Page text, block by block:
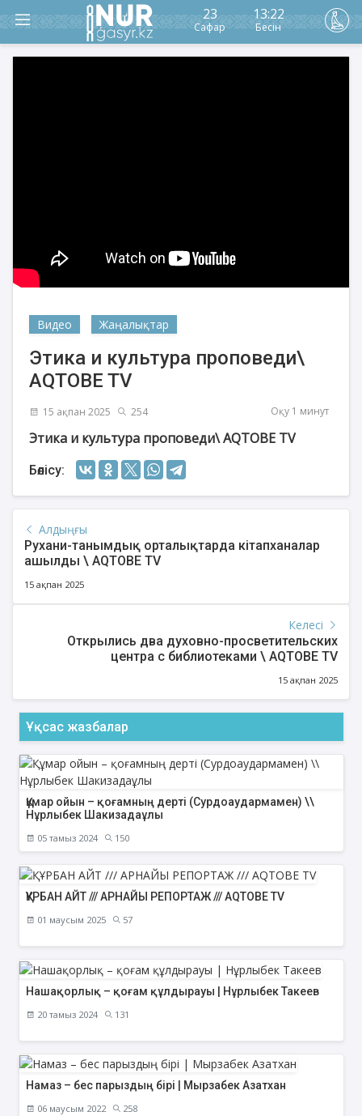
23
Сафар
13:22
Бесін
Видео Жаңалықтар
Этика и культура проповеди\
AQTOBE TV
15 ақпан 2025 254 Оқу 1 минут
Этика и культура проповеди\AQTOBE TV
Бөлісу:
Алдыңғы
Рухани-танымдық орталықтарда кітапханалар
ашылды \ AQTOBE TV
15 ақпан 2025
Келесі
Открылись два духовно-просветительских
центра с библиотеками \ AQTOBE TV
15 ақпан 2025
Ұқсас жазбалар
Құмар ойын – қоғамның дерті (Сурдоаудармамен) \\
Нұрлыбек Шакизадаұлы
05 тамыз 2024 150
ҚҰРБАН АЙТ /// АРНАЙЫ РЕПОРТАЖ /// AQTOBE TV
01 маусым 2025 57
Нашақорлық – қоғам құлдырауы | Нұрлыбек Такеев
20 тамыз 2024 131
Намаз – бес парыздың бірі | Мырзабек Азатхан
06 маусым 2022 258